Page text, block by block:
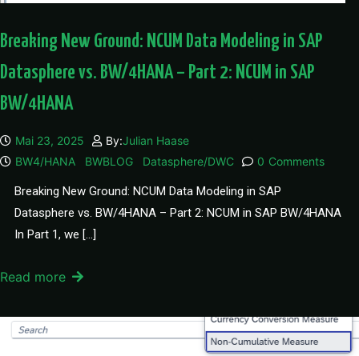
Breaking New Ground: NCUM Data Modeling in SAP
Datasphere vs. BW/4HANA – Part 2: NCUM in SAP
BW/4HANA
Mai 23, 2025 By:Julian Haase
BW4/HANA
BWBLOG Datasphere/DWC 0 Comments
Breaking New Ground: NCUM Data Modeling in SAP
Datasphere vs. BW/4HANA – Part 2: NCUM in SAP BW/4HANA
In Part 1, we […]
Read more